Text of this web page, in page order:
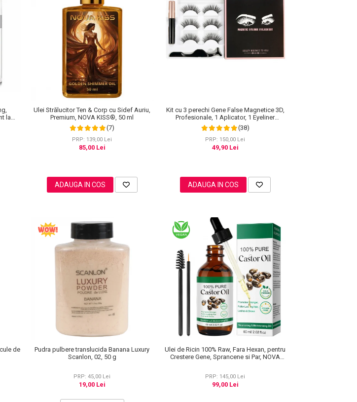
la
Ulei Strălucitor Ten & Corp cu Sidef Auriu,
Premium, NOVA KISS®, 50 ml
(7)
PRP: 139,00 Lei
85,00 Lei
ADAUGA IN COS
Kit cu 3 perechi Gene False Magnetice 3D,
Profesionale, 1 Aplicator, 1 Eyeliner
Magnetic Negru intens, Waterproof, 3
Modele
(38)
PRP: 150,00 Lei
49,90 Lei
ADAUGA IN COS
de
Pudra pulbere translucida Banana Luxury
Scanlon, 02, 50 g
PRP: 45,00 Lei
19,00 Lei
Ulei de Ricin 100% Raw, Fara Hexan, pentru
Crestere Gene, Sprancene si Par, NOVA
PRP: 145,00 Lei
99,00 Lei